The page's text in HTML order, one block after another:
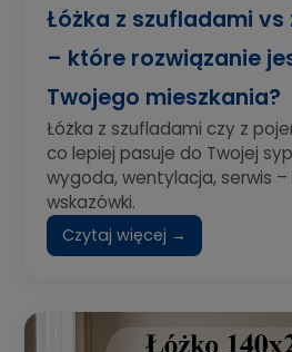
Łóżka z szufladami
– które rozwiązanie
Twojego mieszkania?
Łóżka z szufladami czy z
co lepiej pasuje do Twojej
wygoda, wentylacja, serwis –
wskazówki.
Czytaj więcej →